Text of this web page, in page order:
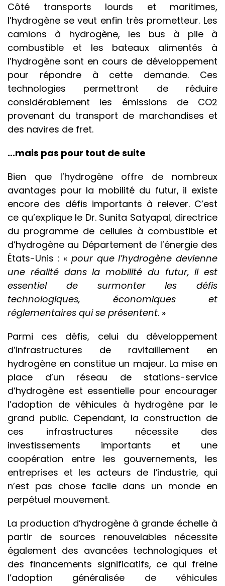
Côté transports lourds et maritimes,
l’hydrogène se veut enfin très prometteur. Les
camions à hydrogène, les bus à pile à
combustible et les bateaux alimentés à
l’hydrogène sont en cours de développement
pour répondre à cette demande. Ces
technologies permettront de réduire
considérablement les émissions de CO2
provenant du transport de marchandises et
des navires de fret.
…mais pas pour tout de suite
Bien que l’hydrogène offre de nombreux
avantages pour la mobilité du futur, il existe
encore des défis importants à relever. C’est
ce qu’explique le Dr. Sunita Satyapal, directrice
du programme de cellules à combustible et
d’hydrogène au Département de l’énergie des
États-Unis : «pour que l’hydrogène devienne
une réalité dans la mobilité du futur, il est
essentiel de surmonter les défis
technologiques, économiques et
réglementaires qui se présentent. »
Parmi ces défis, celui du développement
d’infrastructures de ravitaillement en
hydrogène en constitue un majeur. La mise en
place d’un réseau de stations-service
d’hydrogène est essentielle pour encourager
l’adoption de véhicules à hydrogène par le
grand public. Cependant, la construction de
ces infrastructures nécessite des
investissements importants et une
coopération entre les gouvernements, les
entreprises et les acteurs de l’industrie, qui
n’est pas chose facile dans un monde en
perpétuel mouvement.
La production d’hydrogène à grande échelle à
partir de sources renouvelables nécessite
également des avancées technologiques et
des financements significatifs, ce qui freine
l’adoption généralisée de véhicules